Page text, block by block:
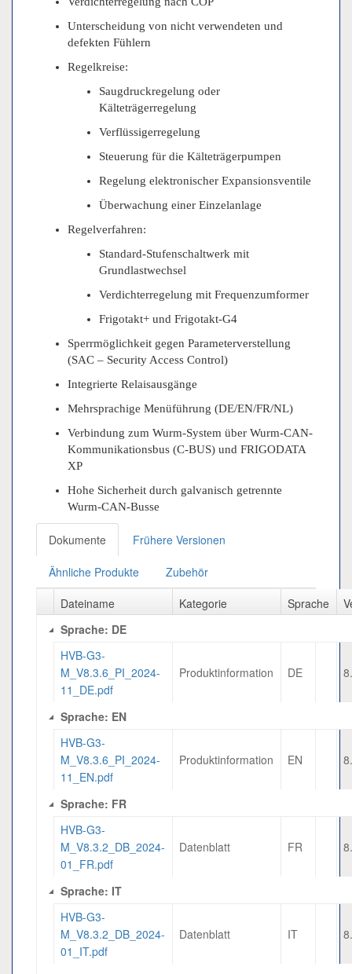
Unterscheidung von nicht verwendeten und
defekten Fühlern
Regelkreise:
Saugdruckregelung oder
Kälteträgerregelung
Verflüssigerregelung
Steuerung für die Kälteträgerpumpen
Regelung elektronischer Expansionsventile
Überwachung einer Einzelanlage
Regelverfahren:
Standard-Stufenschaltwerk mit
Grundlastwechsel
Verdichterregelung mit Frequenzumformer
Frigotakt+ und Frigotakt-G4
Sperrmöglichkeit gegen Parameterverstellung
(SAC – Security Access Control)
Integrierte Relaisausgänge
Mehrsprachige Menüführung (DE/EN/FR/NL)
Verbindung zum Wurm-System über Wurm-CAN-
Kommunikationsbus (C-BUS) und FRIGODATA
XP
Hohe Sicherheit durch galvanisch getrennte
Wurm-CAN-Busse
Dokumente Frühere Versionen
Ähnliche Produkte
Zubehör
Dateiname
Kategorie Sprache
Sprache: DE
HVB-G3-
M_V8.3.6_PI_2024-
11_DE.pdf
Produktinformation DE
Sprache: EN
HVB-G3-
M_V8.3.6_PI_2024-
11_EN.pdf
Produktinformation EN
Sprache: FR
HVB-G3-
M_V8.3.2_DB_2024-
01_FR.pdf
Datenblatt FR
Sprache: IT
HVB-G3-
M_V8.3.2_DB_2024-
01_IT.pdf
Datenblatt IT